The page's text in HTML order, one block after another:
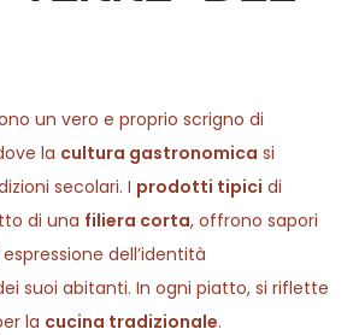
un vero e proprio scrigno di
la cultura gastronomica si
secolari. I prodotti tipici di
di una filiera corta, offrono sapori
dell’identità
suoi abitanti. In ogni piatto, si riflette
la cucina tradizionale.